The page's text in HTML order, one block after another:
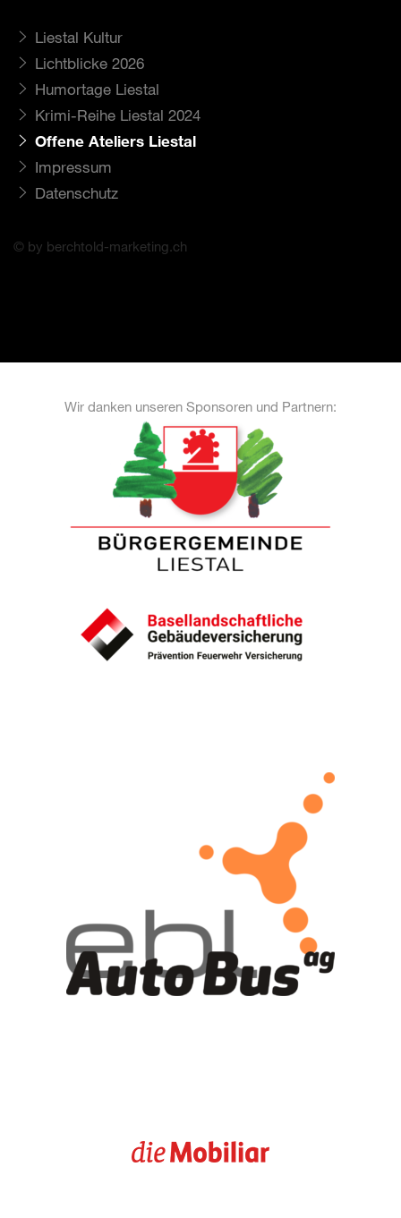
Liestal Kultur
Lichtblicke 2026
Humortage Liestal
Krimi-Reihe Liestal 2024
Offene Ateliers Liestal
Impressum
Datenschutz
© by berchtold-marketing.ch
Wir danken unseren Sponsoren und Partnern: